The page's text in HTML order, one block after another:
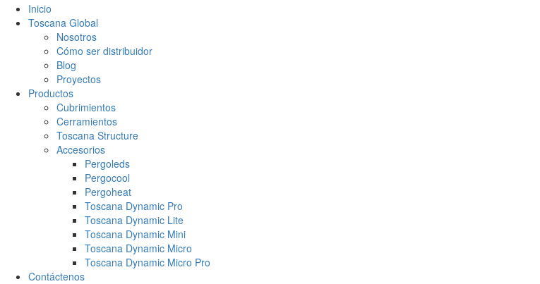
Inicio
Toscana Global
Nosotros
Cómo ser distribuidor
Blog
Proyectos
Productos
Cubrimientos
Cerramientos
Toscana Structure
Accesorios
Pergoleds
Pergocool
Pergoheat
Toscana Dynamic Pro
Toscana Dynamic Lite
Toscana Dynamic Mini
Toscana Dynamic Micro
Toscana Dynamic Micro Pro
Contáctenos